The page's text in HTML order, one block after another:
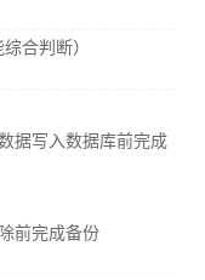
合判断）
据写入数据库前完成
前完成备份